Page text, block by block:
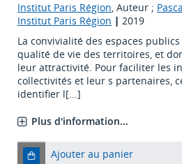
Institut Paris Région, Auteur ;
Institut Paris Région | 2019
La convivialité des espaces
qualité de vie des territoires, et
leur attractivité. Pour faciliter les
collectivités et leur s partenaires,
identifier l[...]
Plus d'information...
Ajouter au panier